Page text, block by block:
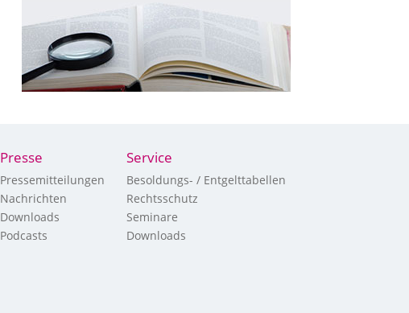
Presse
Pressemitteilungen
Nachrichten
Downloads
Podcasts
Service
Besoldungs- / Entgelttabellen
Rechtsschutz
Seminare
Downloads